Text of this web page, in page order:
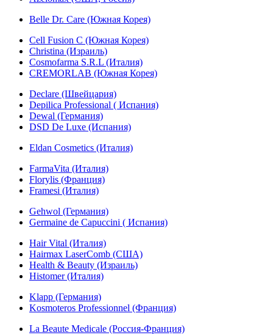
Belle Dr. Care (Южная Корея)
Cell Fusion C (Южная Корея)
Christina (Израиль)
Cosmofarma S.R.L (Италия)
CREMORLAB (Южная Корея)
Declare (Швейцария)
Depilica Professional ( Испания)
Dewal (Германия)
DSD De Luxe (Испания)
Eldan Cosmetics (Италия)
FarmaVita (Италия)
Florylis (Франция)
Framesi (Италия)
Gehwol (Германия)
Germaine de Capuccini ( Испания)
Hair Vital (Италия)
Hairmax LaserComb (США)
Health & Beauty (Израиль)
Histomer (Италия)
Klapp (Германия)
Kosmoteros Professionnel (Франция)
La Beaute Medicale (Россия-Франция)